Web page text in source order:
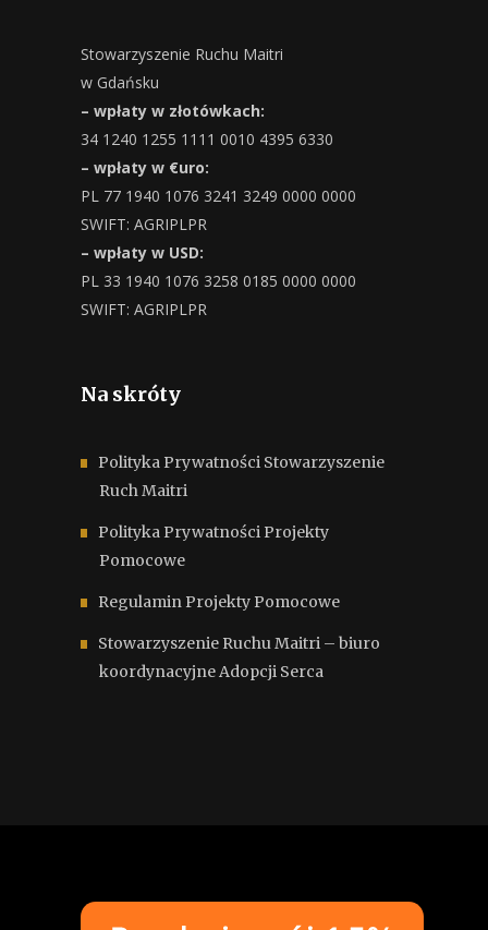
Stowarzyszenie Ruchu Maitri
w Gdańsku
– wpłaty w złotówkach:
34 1240 1255 1111 0010 4395 6330
– wpłaty w €uro:
PL 77 1940 1076 3241 3249 0000 0000
SWIFT: AGRIPLPR
– wpłaty w USD:
PL 33 1940 1076 3258 0185 0000 0000
SWIFT: AGRIPLPR
Na skróty
Polityka Prywatności Stowarzyszenie
Ruch Maitri
Polityka Prywatności Projekty
Pomocowe
Regulamin Projekty Pomocowe
Stowarzyszenie Ruchu Maitri – biuro
koordynacyjne Adopcji Serca